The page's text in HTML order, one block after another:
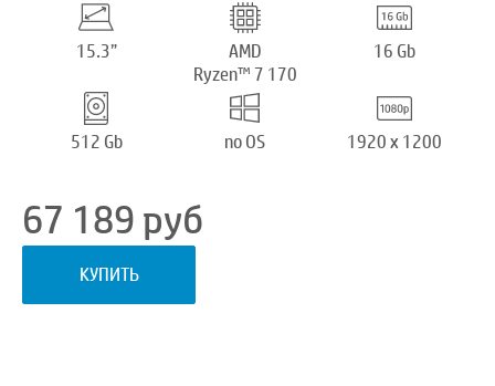
15.3”
AMD
Ryzen™ 7 170
16 Gb
512 Gb no OS 1920 x 1200
67 189руб
КУПИТЬ